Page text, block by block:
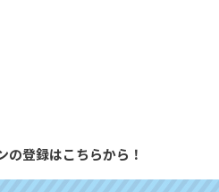
登録はこちらから！